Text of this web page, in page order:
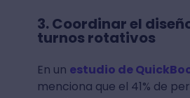
3. Coordinar el
turnos rotativos
En un estudio de
menciona que el 41% de